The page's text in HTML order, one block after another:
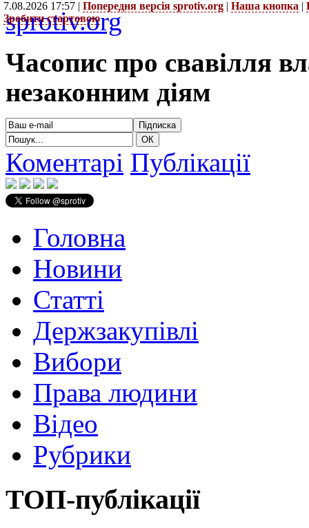
7.08.2026 17:57 | Попередня версія sprotiv.org | Наша кнопка |
Зробити стартовою
sprotiv.org
Часопис про свавілля
незаконним діям
Коментарі Публікації
Головна
Новини
Статті
Держзакупівлі
Вибори
Права людини
Відео
Рубрики
ТОП-публікації